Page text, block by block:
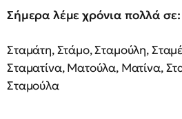
Σήμερα λέμε χρόνια πολλά σε:
Σταμάτη, Στάμο, Σταμούλη,
Σταματίνα, Ματούλα, Ματίνα,
Σταμούλα